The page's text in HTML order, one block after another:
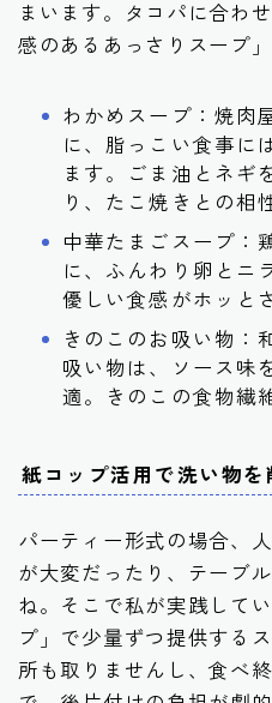
まいます。タコパに合わ
感のあるあっさりスープ」
わかめスープ：焼肉
に、脂っこい食事に
ます。ごま油とネギ
り、たこ焼きとの相
中華たまごスープ：
に、ふんわり卵とニ
優しい食感がホッと
きのこのお吸い物：
吸い物は、ソース味
適。きのこの食物繊
紙コップ活用で洗い物を
パーティー形式の場合、
が大変だったり、テーブ
ね。そこで私が実践して
プ」で少量ずつ提供する
所も取りませんし、食べ